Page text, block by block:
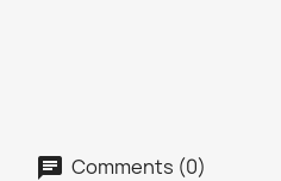
Comments (0)